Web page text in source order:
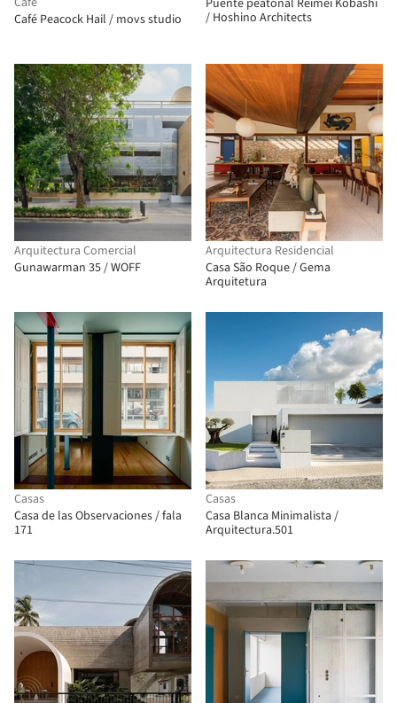
Café Peacock Hail / movs studio
Puente peatonal Reimei Kobashi
/ Hoshino Architects
Arquitectura Comercial
Gunawarman 35 / WOFF
Arquitectura Residencial
Casa São Roque / Gema
Arquitetura
Casas
Casa de las Observaciones / fala
171
Casas
Casa Blanca Minimalista /
Arquitectura.501